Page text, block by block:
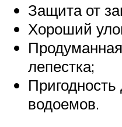
Защита от
Хороший
лепестка;
водоемов.